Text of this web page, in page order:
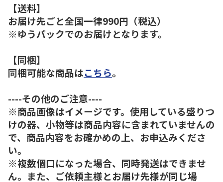
【送料】
お届け先ごと全国一律990円（税込）
※ゆうパックでのお届けとなります。
【同梱】
同梱可能な商品はこちら。
----その他のご注意----
※商品画像はイメージです。使用している盛りつ
けの器、小物等は商品内容に含まれていませんの
で、商品内容をお確かめの上、お申込みくださ
い。
※複数個口になった場合、同時発送はできませ
ん。また、ご依頼主様とお届け先様が同じ場